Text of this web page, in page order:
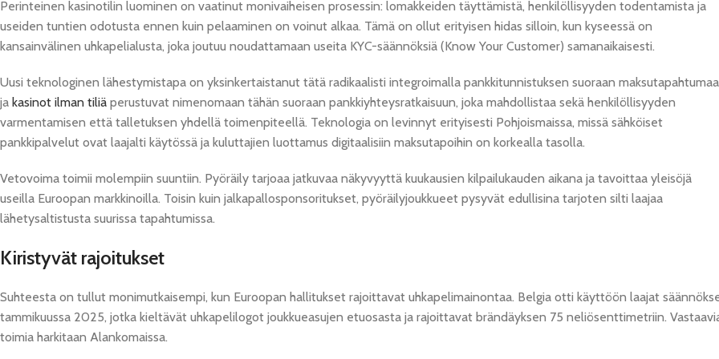
Perinteinen kasinotilin luominen on vaatinut monivaiheisen prosessin: lomakkeiden täyttämistä, henkilöllisyyden todentamista ja
useiden tuntien odotusta ennen kuin pelaaminen on voinut alkaa. Tämä on ollut erityisen hidas silloin, kun kyseessä on
kansainvälinen uhkapelialusta, joka joutuu noudattamaan useita KYC-säännöksiä (Know Your Customer) samanaikaisesti.
Uusi teknologinen lähestymistapa on yksinkertaistanut tätä radikaalisti integroimalla pankkitunnistuksen suoraan
ja kasinot ilman tiliä perustuvat nimenomaan tähän suoraan pankkiyhteysratkaisuun, joka mahdollistaa sekä henkilöllisyyden
varmentamisen että talletuksen yhdellä toimenpiteellä. Teknologia on levinnyt erityisesti Pohjoismaissa, missä sähköiset
pankkipalvelut ovat laajalti käytössä ja kuluttajien luottamus digitaalisiin maksutapoihin on korkealla tasolla.
Vetovoima toimii molempiin suuntiin. Pyöräily tarjoaa jatkuvaa näkyvyyttä kuukausien kilpailukauden aikana ja tavoittaa yleisöjä
useilla Euroopan markkinoilla. Toisin kuin jalkapallosponsoritukset, pyöräilyjoukkueet pysyvät edullisina tarjoten silti laajaa
lähetysaltistusta suurissa tapahtumissa.
Kiristyvät rajoitukset
Suhteesta on tullut monimutkaisempi, kun Euroopan hallitukset rajoittavat uhkapelimainontaa. Belgia otti käyttöön laajat
tammikuussa 2025, jotka kieltävät uhkapelilogot joukkueasujen etuosasta ja rajoittavat brändäyksen 75 neliösenttimetriin.
toimia harkitaan Alankomaissa.